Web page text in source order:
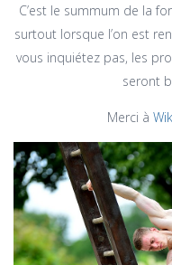
C’est le summum de la
surtout lorsque l’on est
vous inquiétez pas, les
seront
Merci à